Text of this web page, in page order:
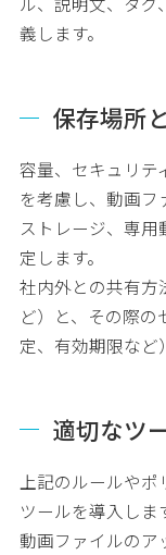
義します。
保存場所
容量、セキュリテ
を考慮し、動画
ストレージ、専
定します。
社内外との共有方
ど）と、その際
定、有効期限など
適切なツ
上記のルールや
ツールを導入しま
動画ファイルのア